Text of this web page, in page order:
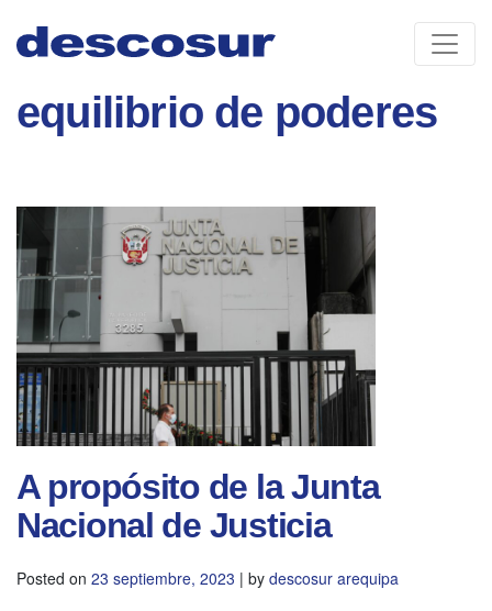
content
equilibrio de poderes
A propósito de la Junta
Nacional de Justicia
Posted on 23 septiembre, 2023 | by descosur arequipa